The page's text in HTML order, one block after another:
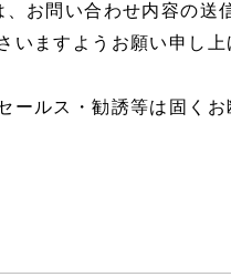
お問い合わせ内容の送
いますようお願い申し上
ルス・勧誘等は固く